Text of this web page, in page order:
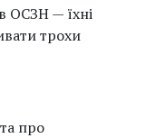
ОСЗН — їхні
трохи
про